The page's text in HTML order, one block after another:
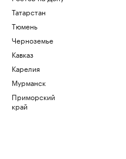
Татарстан
Тюмень
Черноземье
Кавказ
Карелия
Мурманск
Приморский
край